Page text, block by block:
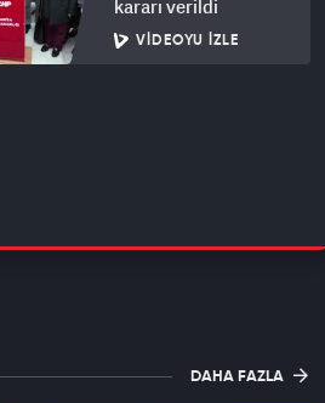
kararı verildi
VIDEOYU İZLE
DAHA FAZLA